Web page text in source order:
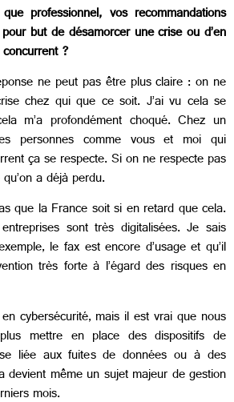
professionnel, vos recommandations
but de désamorcer une crise ou d’en
?
ne peut pas être plus claire : on ne
chez qui que ce soit. J’ai vu cela se
m’a profondément choqué. Chez un
personnes comme vous et moi qui
ça se respecte. Si on ne respecte pas
a déjà perdu.
que la France soit si en retard que cela.
sont très digitalisées. Je sais
le fax est encore d’usage et qu’il
très forte à l’égard des risques en
cybersécurité, mais il est vrai que nous
mettre en place des dispositifs de
liée aux fuites de données ou à des
devient même un sujet majeur de gestion
mois.